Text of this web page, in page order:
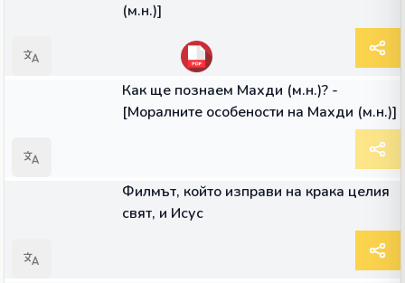
(м.н.)]
Как ще познаем Махди (м.н.)? -
[Моралните особености на Махди (м.н.)]
Филмът, който изправи на крака целия
свят, и Исус